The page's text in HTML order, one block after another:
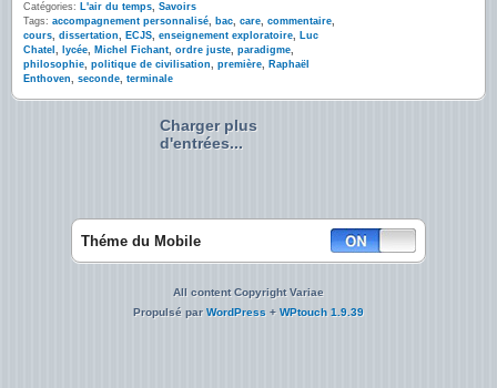
Catégories: L'air du temps, Savoirs
Tags: accompagnement personnalisé, bac, care, commentaire,
cours, dissertation, ECJS, enseignement exploratoire, Luc
Chatel , lycée, Michel Fichant, ordre juste, paradigme,
philosophie, politique de civilisation, première, Raphaël
Enthoven, seconde, terminale
Charger plus
d'entrées...
Théme du Mobile
All content Copyright Variae
Propulsé parWordPress + WPtouch 1.9.39